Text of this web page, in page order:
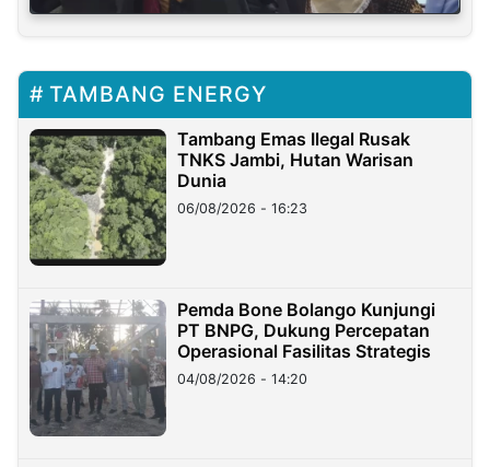
TAMBANG ENERGY
Tambang Emas Ilegal Rusak
TNKS Jambi, Hutan Warisan
Dunia
06/08/2026 - 16:23
Pemda Bone Bolango Kunjungi
PT BNPG, Dukung Percepatan
Operasional Fasilitas Strategis
04/08/2026 - 14:20